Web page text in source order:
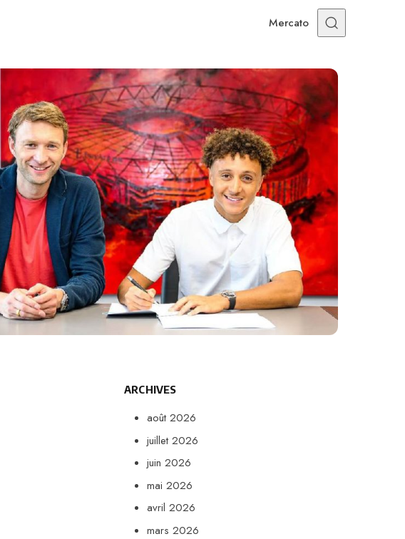
Mercato
ARCHIVES
août 2026
juillet 2026
juin 2026
mai 2026
avril 2026
mars 2026